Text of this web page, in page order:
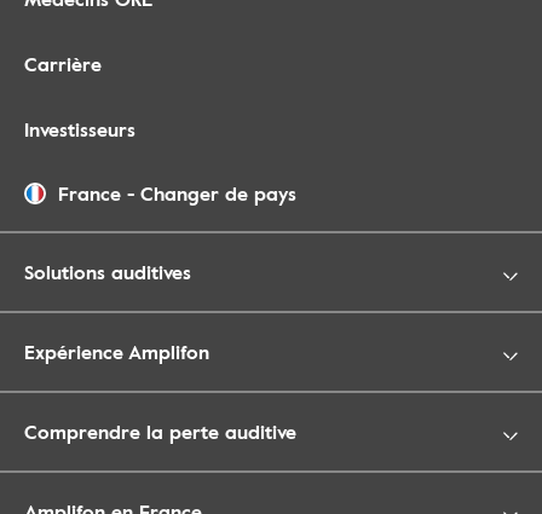
Carrière
Investisseurs
France - Changer de pays
Solutions auditives
Expérience Amplifon
Comprendre la perte auditive